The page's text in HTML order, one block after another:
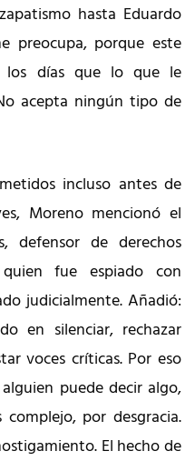
hasta Eduardo
preocupa, porque este
los días que lo que le
acepta ningún tipo de
incluso antes de
Moreno mencionó el
defensor de derechos
fue espiado con
judicialmente. Añadió:
en silenciar, rechazar
voces críticas. Por eso
puede decir algo,
por desgracia.
El hecho de